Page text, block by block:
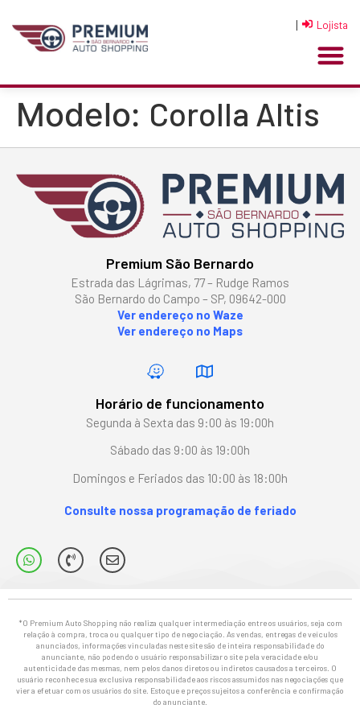
| Lojista
Modelo: Corolla Altis
Premium São Bernardo
Estrada das Lágrimas, 77 – Rudge Ramos
São Bernardo do Campo – SP, 09642-000
Ver endereço no Waze
Ver endereço no Maps
Horário de funcionamento
Segunda à Sexta das 9:00 às 19:00h
Sábado das 9:00 às 19:00h
Domingos e Feriados das 10:00 às 18:00h
Consulte nossa programação de feriado
*O Premium Auto Shopping não realiza qualquer intermediação entre os usuários, seja com
relação à compra, troca ou qualquer tipo de negociação. As vendas, entregas de veículos
anunciados, informações vinculadas neste site são de inteira responsabilidade do
anunciante, não podendo o usuário responsabilizar o site pela veracidade e/ou
autenticidade das mesmas, nem pelos danos diretos ou indiretos causados a terceiros. O
usuário reconhece sua exclusiva responsabilidade aos riscos assumidos nas negociações que
vier a efetuar com os usuários do site. Estoque e preços sujeitos a conferência e confirmação
do anunciante.